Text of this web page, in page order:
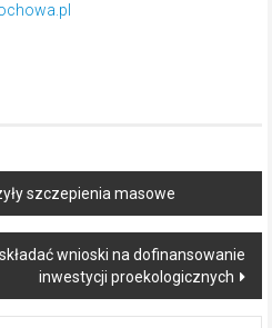
szczepienia masowe
wnioski na dofinansowanie
inwestycji proekologicznych